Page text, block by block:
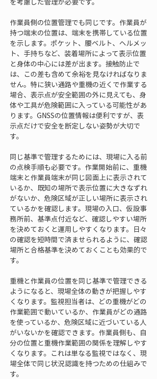
作業員側の位置管理でも同じです。作業員が
持つ端末の位置は、端末を携帯している位置
を示します。ポケット、腰ベルト、ヘルメッ
ト、手持ちなど、装着場所によって表示位置
と身体の中心には差が出ます。接触防止で
は、この差も含めて余裕を見なければなりま
せん。特に狭い通路や重機の近くで作業する
場合、表示点が安全範囲の外に見えても、身
体や工具が危険範囲に入っている可能性があ
ります。GNSSの位置情報は便利ですが、表
示点だけで安全を断定しない姿勢が大切で
す。
同じ基準で管理するためには、現場に入る前
の点検手順も必要です。作業開始前に、重機
端末と作業員端末が同じ図面上に表示されて
いるか、既知の場所で表示位置に大きなずれ
がないか、危険区域が正しい場所に表示され
ているかを確認します。現場の入口、仮設事
務所前、基準点付近など、確認しやすい場所
を決めておくと運用しやすくなります。日々
の確認を短時間で済ませられるように、確認
場所と合格基準を決めておくことも効果的で
す。
重機と作業員の位置を同じ基準で管理できる
ようになると、現場全体の動きが把握しやす
くなります。監視担当者は、どの重機がどの
作業範囲で動いているか、作業員がどの通路
を使っているか、危険区域に近づいている人
がいないかを確認できます。作業員側も、自
分の位置と重機作業範囲の関係を理解しやす
くなります。これは単なる監視ではなく、現
場全体で同じ状況認識を持つための仕組みで
す。